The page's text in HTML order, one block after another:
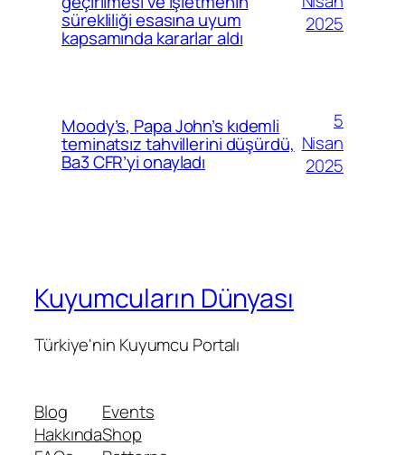
sürekliliği esasına uyum
kapsamında kararlar aldı
2025
Moody’s, Papa John’s kıdemli
teminatsız tahvillerini düşürdü,
Ba3 CFR’yi onayladı
5
Nisan
2025
Kuyumcuların Dünyası
Türkiye'nin Kuyumcu Portalı
Blog
Hakkında
Events
Shop